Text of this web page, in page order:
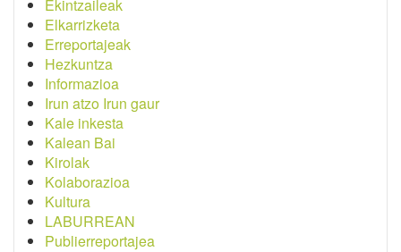
Ekintzaileak
Elkarrizketa
Erreportajeak
Hezkuntza
Informazioa
Irun atzo Irun gaur
Kale inkesta
Kalean Bai
Kirolak
Kolaborazioa
Kultura
LABURREAN
Publierreportajea